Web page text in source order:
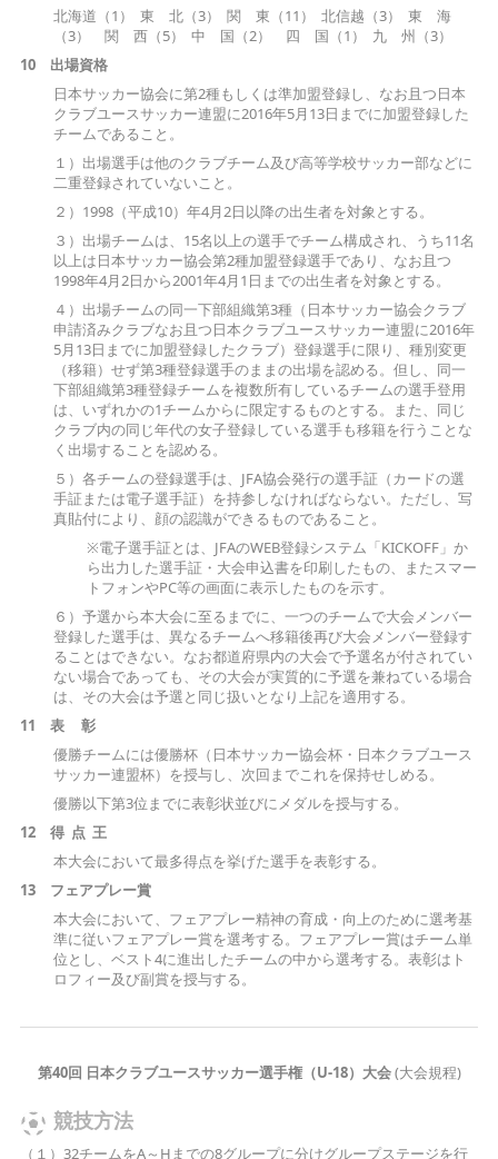
北海道（1） 東 北（3） 関 東（11） 北信越（3） 東 海
（3） 関 西（5） 中 国（2） 四 国（1） 九 州（3）
10 出場資格
日本サッカー協会に第2種もしくは準加盟登録し、なお且つ日本
クラブユースサッカー連盟に2016年5月13日までに加盟登録した
チームであること。
１）出場選手は他のクラブチーム及び高等学校サッカー部などに
二重登録されていないこと。
２）1998（平成10）年4月2日以降の出生者を対象とする。
３）出場チームは、15名以上の選手でチーム構成され、うち11名
以上は日本サッカー協会第2種加盟登録選手であり、なお且つ
1998年4月2日から2001年4月1日までの出生者を対象とする。
４）出場チームの同一下部組織第3種（日本サッカー協会クラブ
申請済みクラブなお且つ日本クラブユースサッカー連盟に2016年
5月13日までに加盟登録したクラブ）登録選手に限り、種別変更
（移籍）せず第3種登録選手のままの出場を認める。但し、同一
下部組織第3種登録チームを複数所有しているチームの選手登用
は、いずれかの1チームからに限定するものとする。また、同じ
クラブ内の同じ年代の女子登録している選手も移籍を行うことな
く出場することを認める。
５）各チームの登録選手は、JFA協会発行の選手証（カードの選
手証または電子選手証）を持参しなければならない。ただし、写
真貼付により、顔の認識ができるものであること。
※電子選手証とは、JFAのWEB登録システム「KICKOFF」か
ら出力した選手証・大会申込書を印刷したもの、またスマー
トフォンやPC等の画面に表示したものを示す。
６）予選から本大会に至るまでに、一つのチームで大会メンバー
登録した選手は、異なるチームへ移籍後再び大会メンバー登録す
ることはできない。なお都道府県内の大会で予選名が付されてい
ない場合であっても、その大会が実質的に予選を兼ねている場合
は、その大会は予選と同じ扱いとなり上記を適用する。
11 表
彰
優勝チームには優勝杯（日本サッカー協会杯・日本クラブユース
サッカー連盟杯）を授与し、次回までこれを保持せしめる。
優勝以下第3位までに表彰状並びにメダルを授与する。
12 得 点 王
本大会において最多得点を挙げた選手を表彰する。
13 フェアプレー賞
本大会において、フェアプレー精神の育成・向上のために選考基
準に従いフェアプレー賞を選考する。フェアプレー賞はチーム単
位とし、ベスト4に進出したチームの中から選考する。表彰はト
ロフィー及び副賞を授与する。
第40回 日本クラブユースサッカー選手権（U-18）大会(大会規程)
競技方法
（１）32チームをA～Hまでの8グループに分けグループステージを行